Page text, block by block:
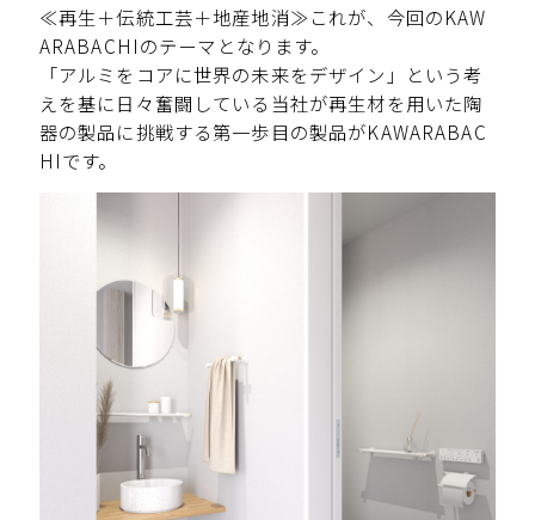
≪再生＋伝統工芸＋地産地消≫これが、今回のKAW
ARABACHIのテーマとなります。
「アルミをコアに世界の未来をデザイン」という考
えを基に日々奮闘している当社が再生材を用いた陶
器の製品に挑戦する第一歩目の製品がKAWARABAC
HIです。